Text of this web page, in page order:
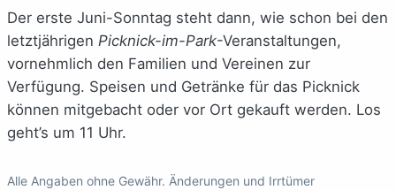
Der erste Juni-Sonntag steht dann, wie schon bei den
letztjährigen Picknick-im-Park-Veranstaltungen,
vornehmlich den Familien und Vereinen zur
Verfügung. Speisen und Getränke für das Picknick
können mitgebacht oder vor Ort gekauft werden. Los
geht’s um 11 Uhr.
Alle Angaben ohne Gewähr. Änderungen und Irrtümer